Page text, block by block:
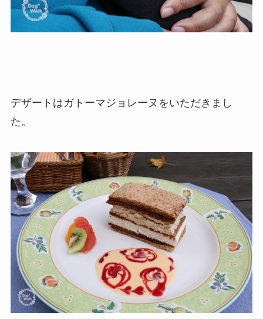
デザートはガトーマジョレーヌをいただきまし
た。